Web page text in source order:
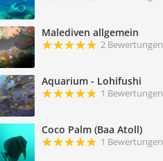
Malediven allgemein
2 Bewertungen
Aquarium - Lohifushi
1 Bewertungen
Coco Palm (Baa Atoll)
1 Bewertungen